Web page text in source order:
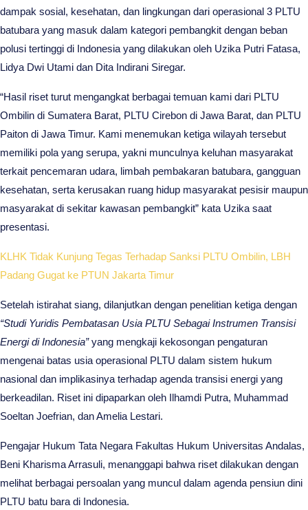
dampak sosial, kesehatan, dan lingkungan dari operasional 3 PLTU
batubara yang masuk dalam kategori pembangkit dengan beban
polusi tertinggi di Indonesia yang dilakukan oleh Uzika Putri Fatasa,
Lidya Dwi Utami dan Dita Indirani Siregar.
“Hasil riset turut mengangkat berbagai temuan kami dari PLTU
Ombilin di Sumatera Barat, PLTU Cirebon di Jawa Barat, dan PLTU
Paiton di Jawa Timur. Kami menemukan ketiga wilayah tersebut
memiliki pola yang serupa, yakni munculnya keluhan masyarakat
terkait pencemaran udara, limbah pembakaran batubara, gangguan
kesehatan, serta kerusakan ruang hidup masyarakat pesisir maupun
masyarakat di sekitar kawasan pembangkit” kata Uzika saat
presentasi.
KLHK Tidak Kunjung Tegas Terhadap Sanksi PLTU Ombilin, LBH
Padang Gugat ke PTUN Jakarta Timur
Setelah istirahat siang, dilanjutkan dengan penelitian ketiga dengan
“Studi Yuridis Pembatasan Usia PLTU Sebagai Instrumen Transisi
Energi di Indonesia”yang mengkaji kekosongan pengaturan
mengenai batas usia operasional PLTU dalam sistem hukum
nasional dan implikasinya terhadap agenda transisi energi yang
berkeadilan. Riset ini dipaparkan oleh Ilhamdi Putra, Muhammad
Soeltan Joefrian, dan Amelia Lestari.
Pengajar Hukum Tata Negara Fakultas Hukum Universitas Andalas,
Beni Kharisma Arrasuli, menanggapi bahwa riset dilakukan dengan
melihat berbagai persoalan yang muncul dalam agenda pensiun dini
PLTU batu bara di Indonesia.